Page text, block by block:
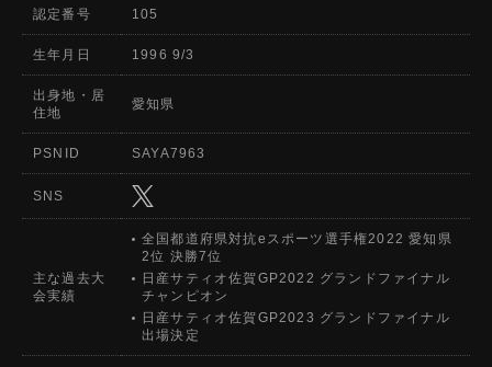
認定番号 105
生年月日 1996 9/3
出身地・居
住地
愛知県
PSNID SAYA7963
SNS
主な過去大
会実績
全国都道府県対抗eスポーツ選手権2022 愛知県
2位 決勝7位
日産サティオ佐賀GP2022 グランドファイナル
チャンピオン
日産サティオ佐賀GP2023 グランドファイナル
出場決定